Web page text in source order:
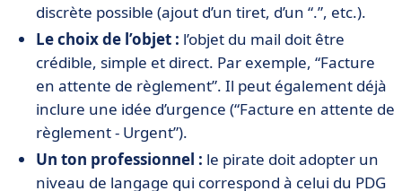
discrète possible (ajout d’un tiret, d’un “.”, etc.).
Le choix de l’objet : l’objet du mail doit être
crédible, simple et direct. Par exemple, “Facture
en attente de règlement”. Il peut également déjà
inclure une idée d’urgence (“Facture en attente de
règlement - Urgent”).
Un ton professionnel : le pirate doit adopter un
niveau de langage qui correspond à celui du PDG